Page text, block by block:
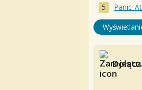
Panic!